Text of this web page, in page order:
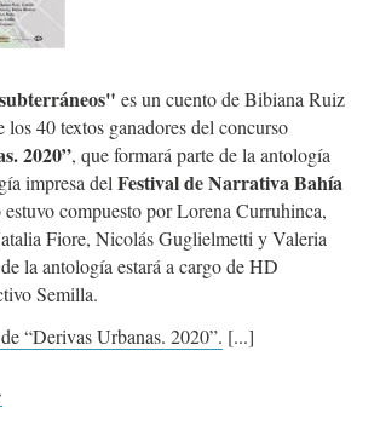
es un cuento de Bibiana Ruiz
los 40 textos ganadores del concurso
2020”, que formará parte de la antología
impresa delFestival de Narrativa Bahía
compuesto por Lorena Curruhinca,
Fiore, Nicolás Guglielmetti y Valeria
la antología estará a cargo de HD
Semilla.
“Derivas Urbanas. 2020”.